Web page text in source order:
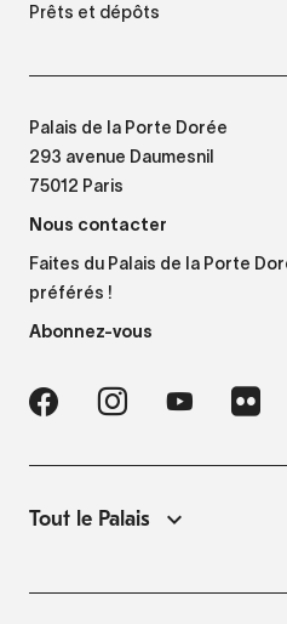
Prêts et dépôts
Palais de la Porte Dorée
293 avenue Daumesnil
75012 Paris
Nous contacter
Faites du Palais de la Porte
préférés !
Abonnez-vous
Tout le Palais